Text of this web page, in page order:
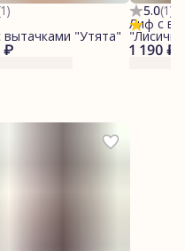
1)
₽
вытачками "Утята"
5.0(1)
1 190 ₽
Лиф с